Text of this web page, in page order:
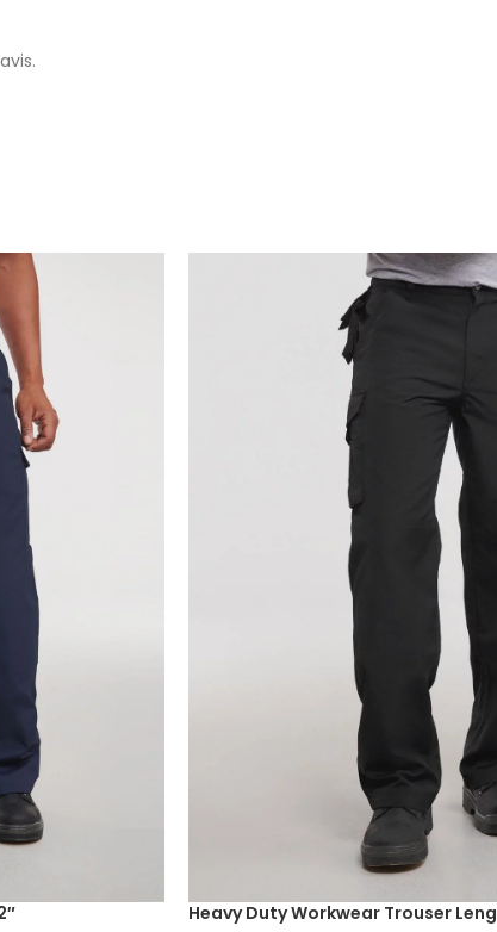
Heavy Duty Workwear Trouser